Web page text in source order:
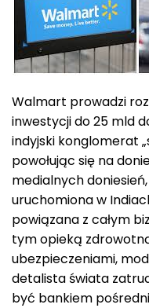
Walmart prowadzi
inwestycji do 25 mld
indyjski konglomerat
powołując się na
medialnych
uruchomiona w
powiązana z całym
tym opieką
ubezpieczeniami,
detalista świata
być bankiem